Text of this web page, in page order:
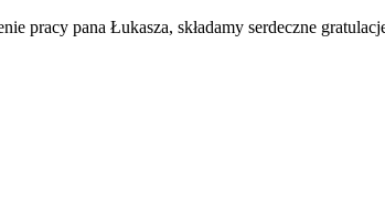
pracy pana Łukasza, składamy serdeczne